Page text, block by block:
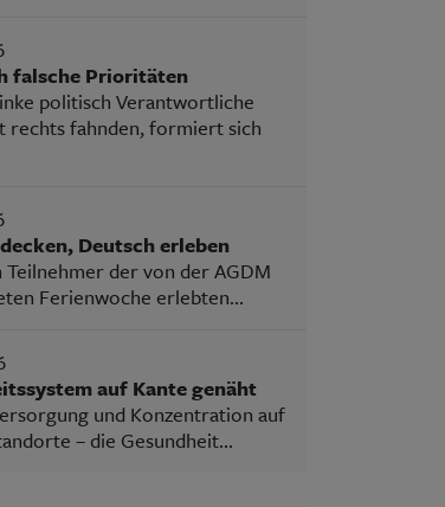
falsche Prioritäten
politisch Verantwortliche
rechts fahnden, formiert sich
Deutsch erleben
Teilnehmer der von der AGDM
Ferienwoche erlebten...
auf Kante genäht
und Konzentration auf
– die Gesundheit...